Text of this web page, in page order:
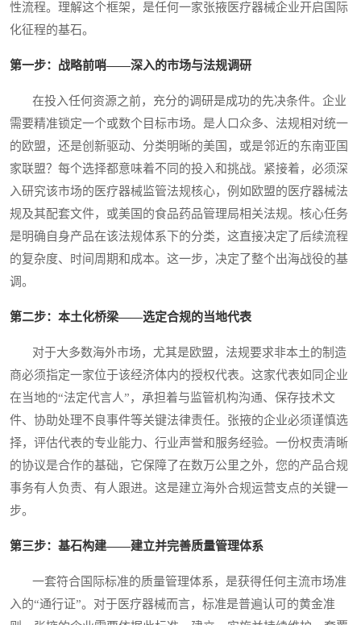
性流程。理解这个框架，是任何一家张掖医疗器械企业开启国际
化征程的基石。
第一步：战略前哨——深入的市场与法规调研
在投入任何资源之前，充分的调研是成功的先决条件。企业
需要精准锁定一个或数个目标市场。是人口众多、法规相对统一
的欧盟，还是创新驱动、分类明晰的美国，或是邻近的东南亚国
家联盟？每个选择都意味着不同的投入和挑战。紧接着，必须深
入研究该市场的医疗器械监管法规核心，例如欧盟的医疗器械法
规及其配套文件，或美国的食品药品管理局相关法规。核心任务
是明确自身产品在该法规体系下的分类，这直接决定了后续流程
的复杂度、时间周期和成本。这一步，决定了整个出海战役的基
调。
第二步：本土化桥梁——选定合规的当地代表
对于大多数海外市场，尤其是欧盟，法规要求非本土的制造
商必须指定一家位于该经济体内的授权代表。这家代表如同企业
在当地的“法定代言人”，承担着与监管机构沟通、保存技术文
件、协助处理不良事件等关键法律责任。张掖的企业必须谨慎选
择，评估代表的专业能力、行业声誉和服务经验。一份权责清晰
的协议是合作的基础，它保障了在数万公里之外，您的产品合规
事务有人负责、有人跟进。这是建立海外合规运营支点的关键一
步。
第三步：基石构建——建立并完善质量管理体系
一套符合国际标准的质量管理体系，是获得任何主流市场准
入的“通行证”。对于医疗器械而言，标准是普遍认可的黄金准